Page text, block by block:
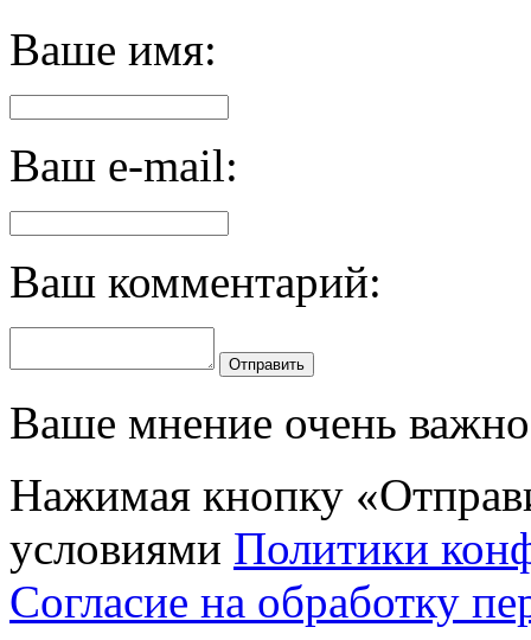
Ваше имя:
Ваш e-mail:
Ваш комментарий:
Отправить
Ваше мнение очень
Нажимая кнопку
условиями Политики
Согласие на обработку